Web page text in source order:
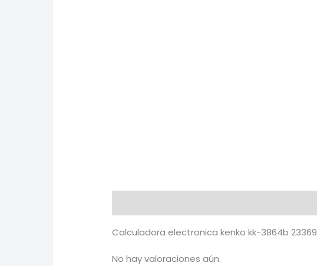
Calculadora electronica kenko kk-3864b 23369
No hay valoraciones aún.